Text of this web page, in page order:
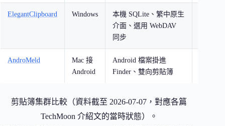
ElegantClipboard Windows
本機 SQLite、繁中原生
介面、選用 WebDAV
同步
AndroMeld
Mac 接
Android
Android 檔案掛進
Finder、雙向剪貼簿
剪貼簿集群比較（資料截至 2026-07-07，對應各篇
TechMoon 介紹文的當時狀態）。